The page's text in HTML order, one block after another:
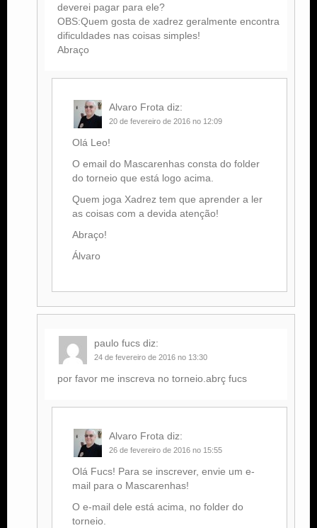
deverei pagar para ele?
OBS:Quem gosta de xadrez geralmente encontra
dificuldades nas coisas simples!
Abraço
Alvaro Frota diz:
20 de fevereiro de 2016 no 12:09
Olá Leo!
O email do Mascarenhas consta do folder
do torneio que está logo acima.
Quem joga Xadrez tem que aprender a ler
as coisas com a devida atenção!
Abraço!
Álvaro
paulo fucs diz:
24 de fevereiro de 2016 no 13:30
por favor me inscreva no torneio.abrç fucs
Alvaro Frota diz:
26 de fevereiro de 2016 no 15:55
Olá Fucs! Para se inscrever, envie um e-
mail para o Mascarenhas!
O e-mail dele está acima, no folder do
torneio.